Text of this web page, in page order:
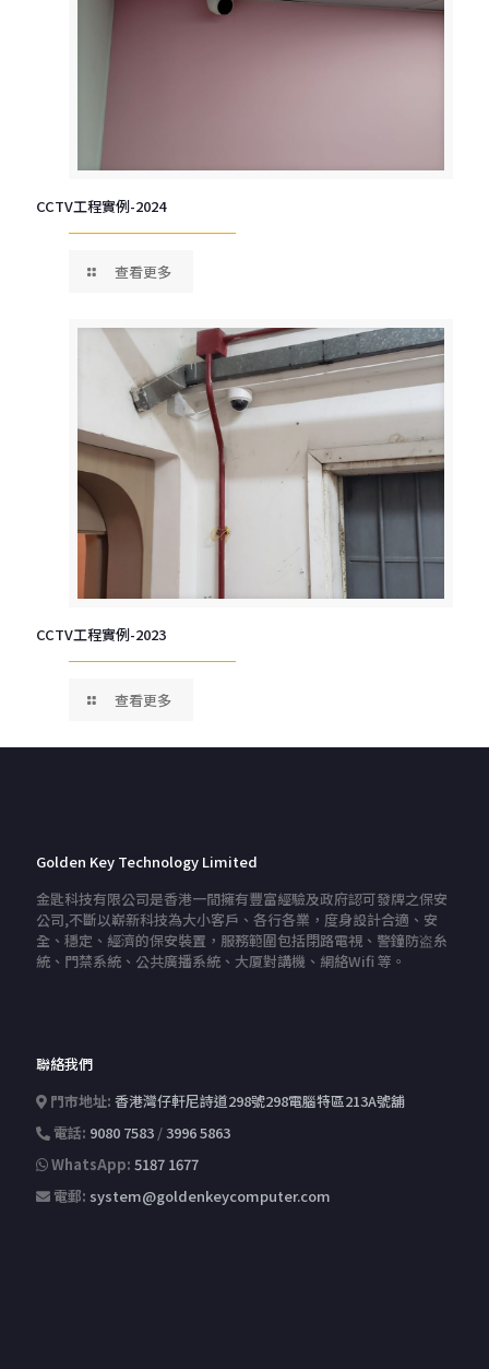
CCTV工程實例-2024
查看更多
CCTV工程實例-2023
查看更多
Golden Key Technology Limited
金匙科技有限公司是香港一間擁有豐富經驗及政府認可發牌之保安
公司,不斷以嶄新科技為大小客戶、各行各業，度身設計合適、安
全、穩定、經濟的保安裝置，服務範圍包括閉路電視、警鐘防盗糸
統、門禁系統、公共廣播系統、大厦對講機、網絡Wifi 等。
聯絡我們
門市地址: 香港灣仔軒尼詩道298號298電腦特區213A號舖
電話: 9080 7583 /3996 5863
WhatsApp: 5187 1677
電郵: system@goldenkeycomputer.com